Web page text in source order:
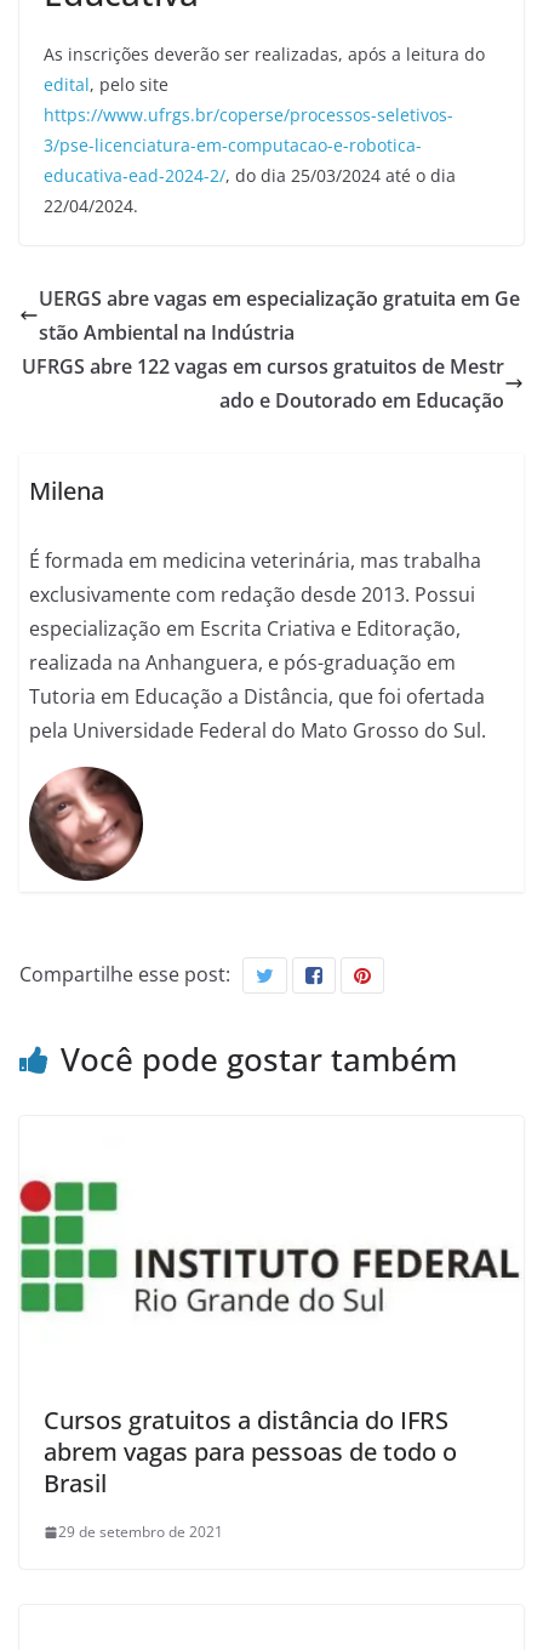
As inscrições deverão ser realizadas, após a leitura do
edital, pelo site
https://www.ufrgs.br/coperse/processos-seletivos-
3/pse-licenciatura-em-computacao-e-robotica-
educativa-ead-2024-2/, do dia 25/03/2024 até o dia
22/04/2024.
UERGS abre vagas em especialização gratuita em Ge
stão Ambiental na Indústria
UFRGS abre 122 vagas em cursos gratuitos de Mestr
ado e Doutorado em Educação
Milena
É formada em medicina veterinária, mas trabalha
exclusivamente com redação desde 2013. Possui
especialização em Escrita Criativa e Editoração,
realizada na Anhanguera, e pós-graduação em
Tutoria em Educação a Distância, que foi ofertada
pela Universidade Federal do Mato Grosso do Sul.
Compartilhe esse post:
Você pode gostar também
Cursos gratuitos a distância do IFRS
abrem vagas para pessoas de todo o
Brasil
29 de setembro de 2021